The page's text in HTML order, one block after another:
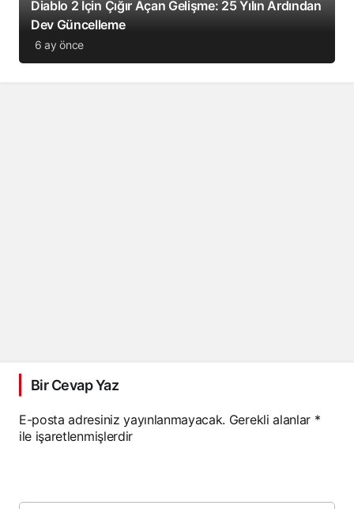
Diablo 2 İçin Çığır Açan Gelişme: 25 Yılın Ardından
Dev Güncelleme
6 ay önce
Bir Cevap Yaz
E-posta adresiniz yayınlanmayacak. Gerekli alanlar *
ile işaretlenmişlerdir